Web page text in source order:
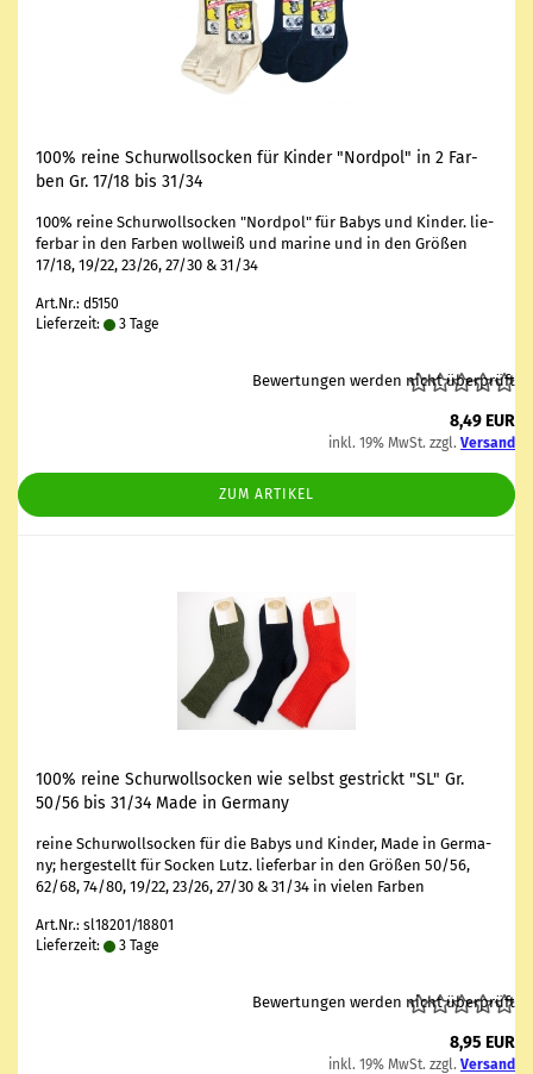
100% reine Schur­woll­so­cken für Kin­der "Nord­pol" in 2 Far­
ben Gr. 17/18 bis 31/34
100% reine Schur­woll­so­cken "Nord­pol" für Babys und Kin­der. lie­
fer­bar in den Far­ben woll­weiß und ma­ri­ne und in den Grö­ßen
17/18, 19/22, 23/26, 27/30 & 31/34
Art.Nr.: d5150
Lieferzeit:
3 Tage
Bewertungen werden nicht überprüft
8,49 EUR
inkl. 19% MwSt. zzgl. Versand
ZUM ARTIKEL
100% reine Schur­woll­so­cken wie selbst ge­strickt "SL" Gr.
50/56 bis 31/34 Made in Ger­ma­ny
reine Schur­woll­so­cken für die Babys und Kin­der, Made in Ger­ma­
ny; her­ge­stellt für So­cken Lutz. lie­fer­bar in den Grö­ßen 50/56,
62/68, 74/80, 19/22, 23/26, 27/30 & 31/34 in vie­len Far­ben
Art.Nr.: sl18201/18801
Lieferzeit:
3 Tage
Bewertungen werden nicht überprüft
8,95 EUR
inkl. 19% MwSt. zzgl. Versand